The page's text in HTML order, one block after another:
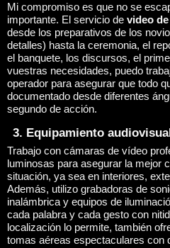
Mi compromiso es que no se
importante. El servicio de video
desde los preparativos de los
detalles) hasta la ceremonia, el
el banquete, los discursos, el
vuestras necesidades, puedo
operador para asegurar que todo
documentado desde diferentes
segundo de acción.
3. Equipamiento
Trabajo con cámaras de vídeo
luminosas para asegurar la mejor
situación, ya sea en interiores,
Además, utilizo grabadoras de
inalámbrica y equipos de
cada palabra y cada gesto con
localización lo permite, también
tomas aéreas espectaculares con